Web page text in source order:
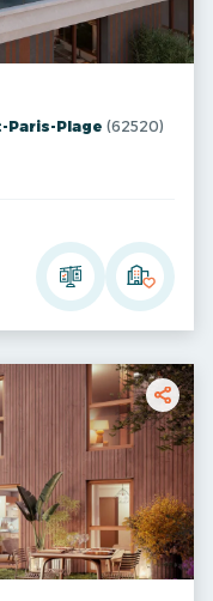
Paris-Plage (62520)